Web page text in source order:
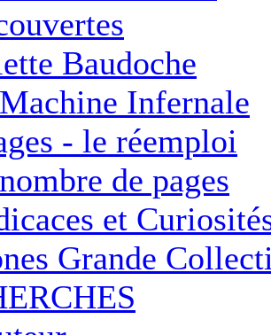
Baudoche
Infernale
- le réemploi
de pages
et
Grande